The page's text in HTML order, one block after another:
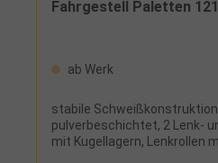
Fahrgestell Paletten
ab Werk
stabile
pulverbeschichtet, 2 Lenk-
mit Kugellagern, Lenkrollen